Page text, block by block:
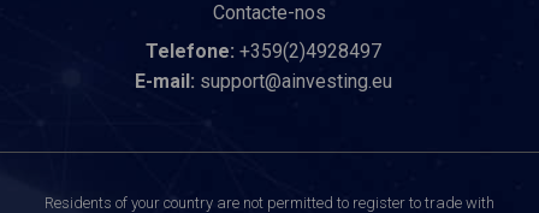
Contacte-nos
Telefone: +359(2)4928497
E-mail: support@ainvesting.eu
Residents of your country are not permitted to register to trade with